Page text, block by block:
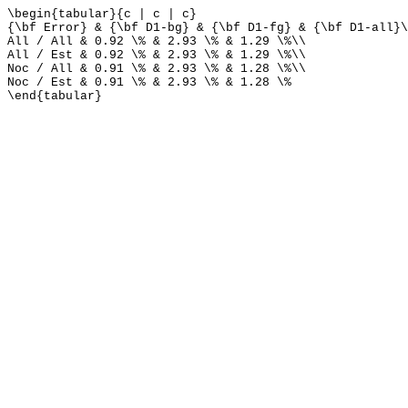
\begin{tabular}{c | c | c}
{\bf Error} & {\bf D1-bg} & {\bf D1-fg} & {\bf D1-
All / All & 0.92 \% & 2.93 \% & 1.29 \%\\
All / Est & 0.92 \% & 2.93 \% & 1.29 \%\\
Noc / All & 0.91 \% & 2.93 \% & 1.28 \%\\
Noc / Est & 0.91 \% & 2.93 \% & 1.28 \%
\end{tabular}